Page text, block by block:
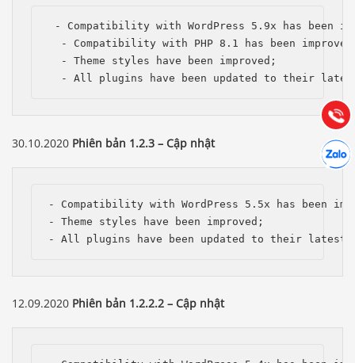
- Compatibility with WordPress 5.9x has been
- Compatibility with PHP 8.1 has been
  - Theme styles have been improved;
- All plugins have been updated to their
30.10.2020 Phiên bản 1.2.3 – Cập nhật
- Compatibility with WordPress 5.5x has been
- Theme styles have been improved;
- All plugins have been updated to their latest
12.09.2020 Phiên bản 1.2.2.2 – Cập nhật
Gọi
Báo giá & Đặt hàng:
0903.976.769
Hướng dẫn & Hỗ trợ:
(028) 22.166.144
Chát